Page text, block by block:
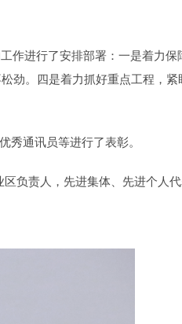
作进行了安排部署：一是着力保
劲。四是着力抓好重点工程，紧
秀通讯员等进行了表彰。
负责人，先进集体、先进个人